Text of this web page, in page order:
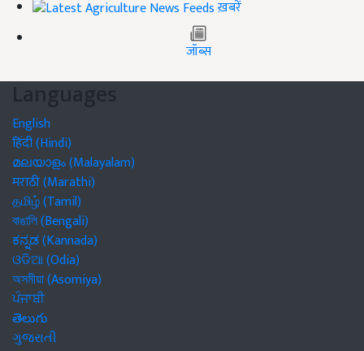
ख़बरें
जॉब्स
Languages
English
हिंदी (Hindi)
മലയാളം (Malayalam)
मराठी (Marathi)
தமிழ் (Tamil)
বাঙালি (Bengali)
ಕನ್ನಡ (Kannada)
ଓଡିଆ (Odia)
অসমীয়া (Asomiya)
ਪੰਜਾਬੀ
తెలుగు
ગુજરાતી